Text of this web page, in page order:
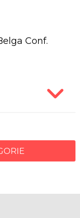
Conf.